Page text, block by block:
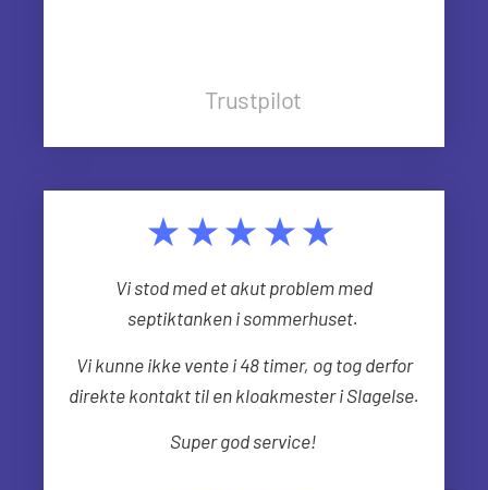
Trustpilot
★★★★★
Vi stod med et akut problem med
septiktanken i sommerhuset.
Vi kunne ikke vente i 48 timer, og tog derfor
direkte kontakt til en kloakmester i Slagelse.
Super god service!